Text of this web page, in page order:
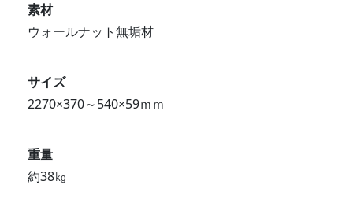
素材
ウォールナット無垢材
サイズ
2270×370～540×59ｍｍ
重量
約38㎏